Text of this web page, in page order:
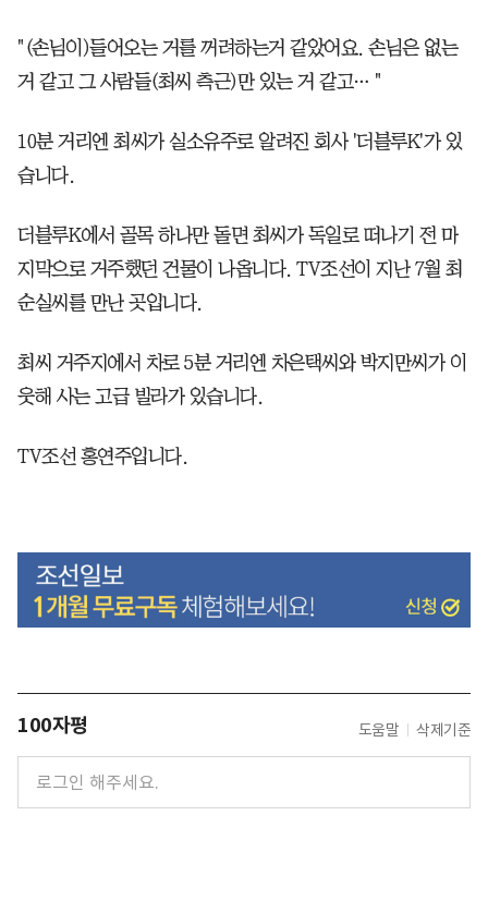
"(손님이)들어오는 거를 꺼려하는거 같았어요. 손님은 없는
거 같고 그 사람들(최씨 측근)만 있는 거 같고… "
10분 거리엔 최씨가 실소유주로 알려진 회사 '더블루K'가 있
습니다.
더블루K에서 골목 하나만 돌면 최씨가 독일로 떠나기 전 마
지막으로 거주했던 건물이 나옵니다. TV조선이 지난 7월 최
순실씨를 만난 곳입니다.
최씨 거주지에서 차로 5분 거리엔 차은택씨와 박지만씨가 이
웃해 사는 고급 빌라가 있습니다.
TV조선 홍연주입니다.
100자평 도움말 삭제기준